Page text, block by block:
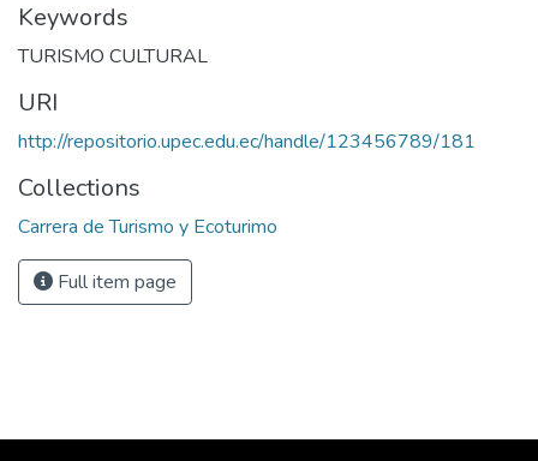
Keywords
TURISMO CULTURAL
URI
http://repositorio.upec.edu.ec/handle/123456789/181
Collections
Carrera de Turismo y Ecoturimo
Full item page